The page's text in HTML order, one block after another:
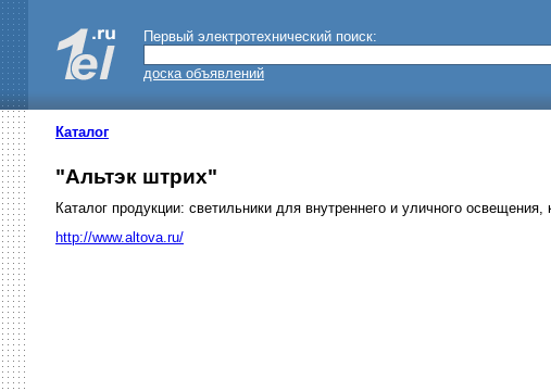
Первый электротехнический поиск:
доска объявлений
Каталог
"Альтэк штрих"
Каталог продукции: светильники для внутреннего и уличного
http://www.altova.ru/